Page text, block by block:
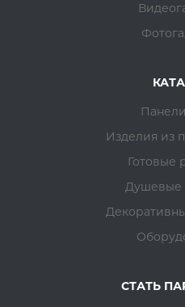
Изделия из
Готовые
Душевые
СТАТЬ